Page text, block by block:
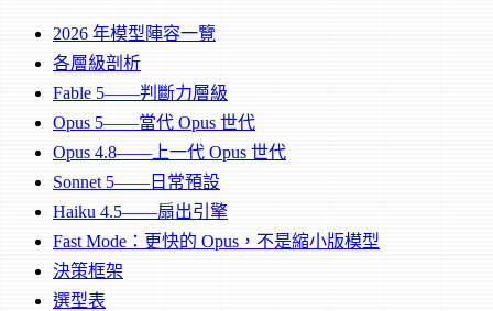
2026 年模型陣容一覽
各層級剖析
Fable 5——判斷力層級
Opus 5——當代 Opus 世代
Opus 4.8——上一代 Opus 世代
Sonnet 5——日常預設
Haiku 4.5——扇出引擎
Fast Mode：更快的 Opus，不是縮小版模型
決策框架
選型表